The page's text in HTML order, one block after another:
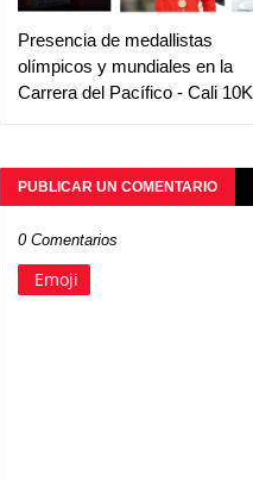
Presencia de medallistas
olímpicos y mundiales en la
Carrera del Pacífico - Cali 10K
PUBLICAR UN COMENTARIO
0 Comentarios
Emoji